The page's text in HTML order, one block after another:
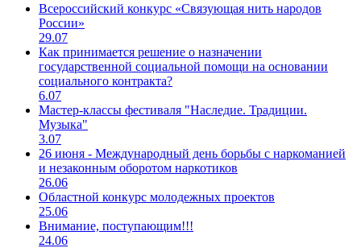
Всероссийский конкурс «Связующая нить народов
России»
29.07
Как принимается решение о назначении
государственной социальной помощи на основании
социального контракта?
6.07
Мастер-классы фестиваля "Наследие. Традиции.
Музыка"
3.07
26 июня - Международный день борьбы с наркоманией
и незаконным оборотом наркотиков
26.06
Областной конкурс молодежных проектов
25.06
Внимание, поступающим!!!
24.06